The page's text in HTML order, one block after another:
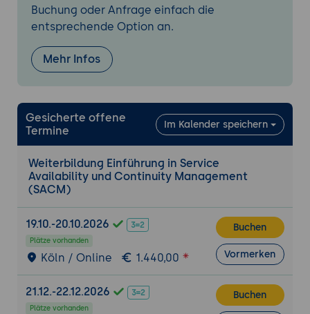
Erstellung eines Verfügbarkeitsplans
Kernkomponenten eines
Verfügbarkeitsplans:
ein Verfügbarkeitsplan enthalten sollte,
Verfügbarkeitsziele definieren:Festlegen
von Service Level Objectives (SLOs) in
Bezug auf die Verfügbarkeit und deren
Integration in Service Level Agreements
(SLAs).
Technologien zur Unterstützung der
Einsatz von
Hochverfügbarkeitslösungen,
Redundanzen und Failover-Strategien.
Praxisübung 1: Entwicklung eines
Verfügbarkeitsplans
Ziel der Übung:
Die Teilnehmer entwickeln
Buchung oder Anfrage einfach die
entsprechende Option an.
Mehr Infos
Gesicherte offene
Termine
Im Kalender speichern
Weiterbildung Einführung in Service
Availability und Continuity Management
(SACM)
19.10.-20.10.2026
Plätze vorhanden
Köln / Online 1.440,00
Buchen
Vormerken
21.12.-22.12.2026
Plätze vorhanden
Buchen